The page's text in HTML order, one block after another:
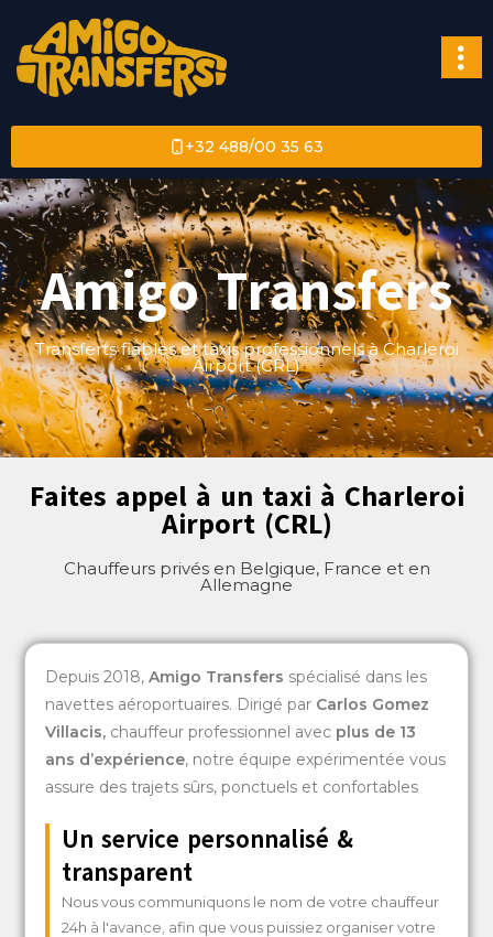
+32 488/00 35 63
Amigo Transfers
Transferts fiables et taxis professionnels à Charleroi
Airport (CRL)
Faites appel à un taxi à Charleroi
Airport (CRL)
Chauffeurs privés en Belgique, France et en
Allemagne
Depuis 2018,Amigo Transfers spécialisé dans les
navettes aéroportuaires. Dirigé par Carlos Gomez
Villacis, chauffeur professionnel avec plus de 13
ans d’expérience, notre équipe expérimentée vous
assure des trajets sûrs, ponctuels et confortables
Un service personnalisé &
transparent
Nous vous communiquons le nom de votre chauffeur
24h à l'avance, afin que vous puissiez organiser votre